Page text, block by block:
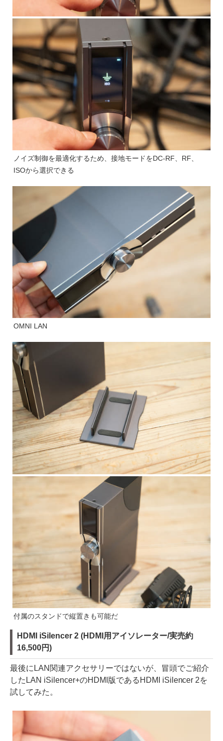
ノイズ制御を最適化するため、接地モードをDC-RF、RF、
ISOから選択できる
OMNI LAN
付属のスタンドで縦置きも可能だ
HDMI iSilencer 2 (HDMI用アイソレーター/実売約
16,500円)
最後にLAN関連アクセサリーではないが、冒頭でご紹介
したLAN iSilencer+のHDMI版であるHDMI iSilencer 2を
試してみた。